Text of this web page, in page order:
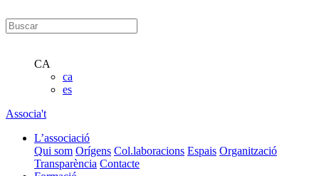
CA
ca
es
Associa't
L’associació
Qui som Orígens Col.laboracions Espais Organització
Transparència Contacte